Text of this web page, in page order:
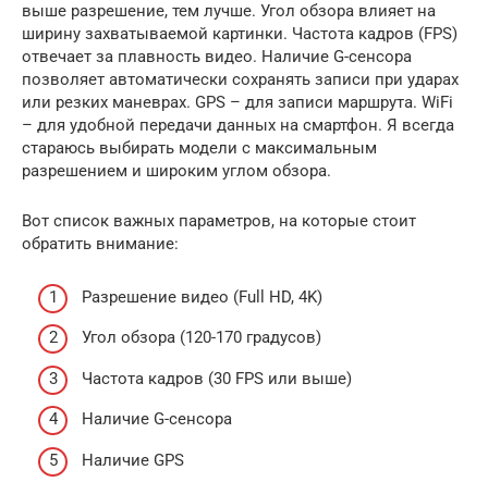
выше разрешение, тем лучше. Угол обзора влияет на
ширину захватываемой картинки. Частота кадров (FPS)
отвечает за плавность видео. Наличие G-сенсора
позволяет автоматически сохранять записи при ударах
или резких маневрах. GPS – для записи маршрута. WiFi
– для удобной передачи данных на смартфон. Я всегда
стараюсь выбирать модели с максимальным
разрешением и широким углом обзора.
Вот список важных параметров, на которые стоит
обратить внимание:
Разрешение видео (Full HD, 4K)
Угол обзора (120-170 градусов)
Частота кадров (30 FPS или выше)
Наличие G-сенсора
Наличие GPS